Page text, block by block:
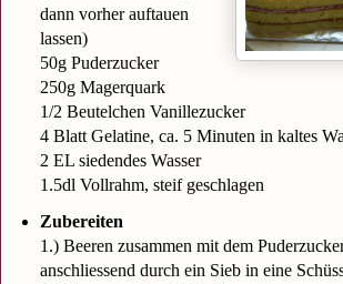
dann vorher auftauen
lassen)
50g Puderzucker
250g Magerquark
1/2 Beutelchen Vanillezucker
4 Blatt Gelatine, ca. 5 Minuten in kaltes
2 EL siedendes Wasser
1.5dl Vollrahm, steif geschlagen
Zubereiten
1.) Beeren zusammen mit dem
anschliessend durch ein Sieb in eine